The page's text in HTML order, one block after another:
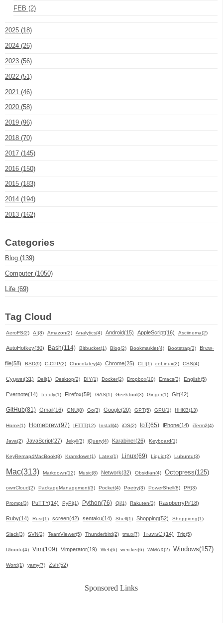
FEB (2)
2025 (18)
2024 (26)
2023 (56)
2022 (51)
2021 (46)
2020 (58)
2019 (96)
2018 (70)
2017 (145)
2016 (150)
2015 (183)
2014 (194)
2013 (162)
Categories
Blog (139)
Computer (1050)
Life (69)
Tag Cloud
AeroFS(2) AI(8) Amazon(2) Analytics(4) Android(15) AppleScript(16) Asciinema(2)
AutoHotkey(30) Bash(114) Bitbucket(1) Blog(2) Bookmarklet(4) Bootstrap(3) Brew-
file(58) BSD(9) C-CPP(2) Chocolatey(4) Chrome(25) CLI(1) coLinux(2) CSS(4)
Cygwin(31) Dell(1) Desktop(2) DIY(1) Docker(2) Dropbox(10) Emacs(3) English(5)
Evernote(14) feedly(1) Firefox(59) GAS(1) GeekTool(3) Ginger(1) Git(42)
GitHub(81) Gmail(16) GNU(8) Go(3) Google(20) GPT(5) GPU(1) HHKB(13)
Home(1) Homebrew(97) IFTTT(12) Install(4) iOS(2) IoT(65) iPhone(14) iTerm2(4)
Java(2) JavaScript(27) Jekyll(3) jQuery(4) Karabiner(26) Keyboard(1)
KeyRemap4MacBook(8) Kramdown(1) Latex(1) Linux(69) Liquid(2) Lubuntu(3)
Mac(313) Markdown(12) Music(8) Network(32) Obsidian(4) Octopress(125)
ownCloud(2) PackageManagement(3) Pocket(4) Poetry(3) PowerShell(8) PR(3)
Prompt(3) PuTTY(14) PyPi(1) Python(76) Qi(1) Rakuten(3) RaspberryPi(18)
Ruby(14) Rust(1) screen(42) sentaku(14) Shell(1) Shopping(52) Shoppiong(1)
Slack(3) SVN(2) TeamViewer(5) Thunderbird(2) tmux(7) TravisCI(14) Trip(5)
Ubuntu(4) Vim(109) Vimperator(19) Web(6) wercker(6) WiMAX(2) Windows(157)
Word(1) yamy(7) Zsh(52)
Sponsored Links